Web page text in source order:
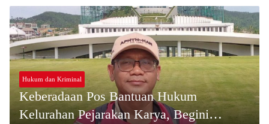
Hukum dan Kriminal
Keberadaan Pos Bantuan Hukum
Kelurahan Pejarakan Karya, Begini